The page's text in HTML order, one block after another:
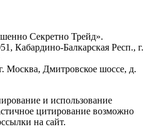
Секретно Трейд».
Кабардино-Балкарская Респ., г.
Москва, Дмитровское шоссе, д.
и использование
цитирование возможно
на сайт.